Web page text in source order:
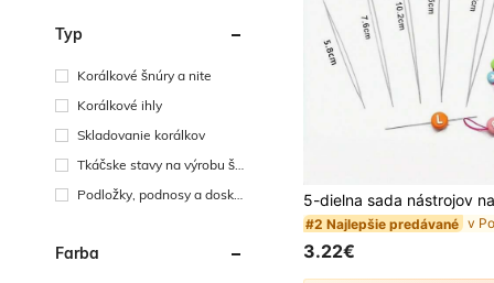
Typ
Korálkové šnúry a nite
Korálkové ihly
Skladovanie korálkov
Tkáčske stavy na výrobu šp
Podložky, podnosy a dosky
Farba
#2 Najlepšie predávané
3.22€